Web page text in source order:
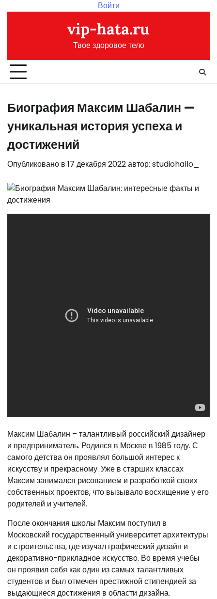
Войти
vip-hata.ru
Твое здоровое тело
Биография Максим Шабалин —
уникальная история успеха и
достижений
Опубликовано в 17 декабря 2022автор: studiohallo_
Максим Шабалин – талантливый российский дизайнер
и предприниматель. Родился в Москве в 1985 году. С
самого детства он проявлял большой интерес к
искусству и прекрасному. Уже в старших классах
Максим занимался рисованием и разработкой своих
собственных проектов, что вызывало восхищение у его
родителей и учителей.
После окончания школы Максим поступил в
Московский государственный университет архитектуры
и строительства, где изучал графический дизайн и
декоративно-прикладное искусство. Во время учебы
он проявил себя как один из самых талантливых
студентов и был отмечен престижной стипендией за
выдающиеся достижения в области дизайна.